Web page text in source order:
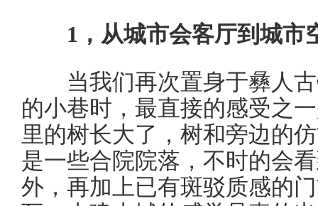
1 ，从城市会客厅到城市
当我们再次置身于彝人古
的小巷时，最直接的感受之
里的树长大了，树和旁边的
是一些合院院落，不时的会
外，再加上已有斑驳质感的